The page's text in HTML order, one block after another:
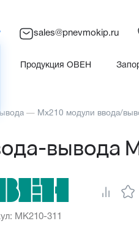
sales@pnevmokip.ru
Продукция ОВЕН
— Мх210 модули ввода/
вывода
МК210-311